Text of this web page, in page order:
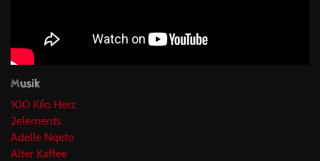
Musik
100 Kilo Herz
2elements
Adelle Nqeto
Alter Kaffee